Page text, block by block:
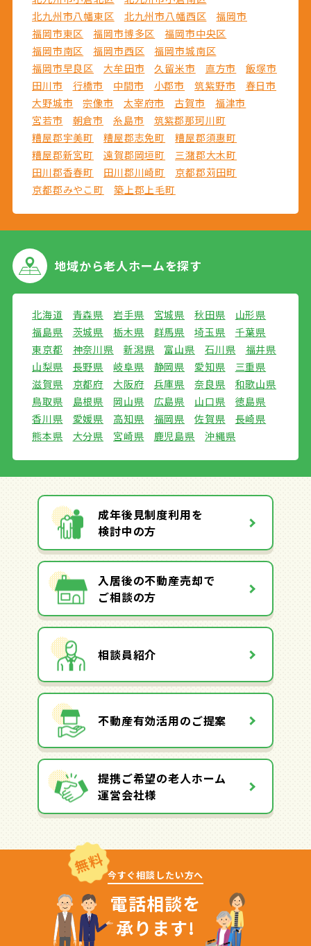
北九州市八幡東区
北九州市八幡西区
福岡市
福岡市東区
福岡市博多区
福岡市中央区
福岡市南区
福岡市西区
福岡市城南区
福岡市早良区
大牟田市 久留米市 直方市
飯塚市
田川市
行橋市 中間市 小郡市 筑紫野市
春日市
大野城市
宗像市 太宰府市 古賀市
福津市
宮若市
朝倉市 糸島市
筑紫郡那珂川町
糟屋郡宇美町
糟屋郡志免町
糟屋郡須惠町
糟屋郡新宮町
遠賀郡岡垣町
三潴郡大木町
田川郡香春町
田川郡川崎町
京都郡苅田町
京都郡みやこ町
築上郡上毛町
地域から老人ホームを探す
北海道 青森県 岩手県 宮城県 秋田県
山形県
福島県
茨城県 栃木県 群馬県 埼玉県
千葉県
東京都
神奈川県 新潟県 富山県 石川県
福井県
山梨県
長野県 岐阜県 静岡県 愛知県
三重県
滋賀県
京都府 大阪府 兵庫県 奈良県
和歌山県
鳥取県
島根県 岡山県 広島県 山口県
徳島県
香川県
愛媛県 高知県 福岡県 佐賀県
長崎県
熊本県
大分県 宮崎県 鹿児島県 沖縄県
成年後見制度利用を
検討中の方
入居後の不動産売却で
ご相談の方
相談員紹介
不動産有効活用のご提案
提携ご希望の老人ホーム
運営会社様
無料 今すぐ相談したい方へ
電話相談を
承ります!